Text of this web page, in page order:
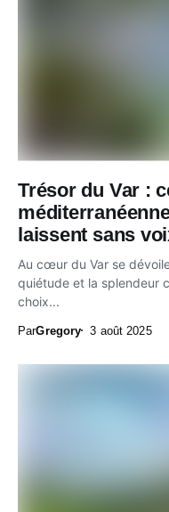
Trésor du Var :
laissent sans
Au cœur du Var se
quiétude et la splendeur
choix...
ParGregory 3 août 2025